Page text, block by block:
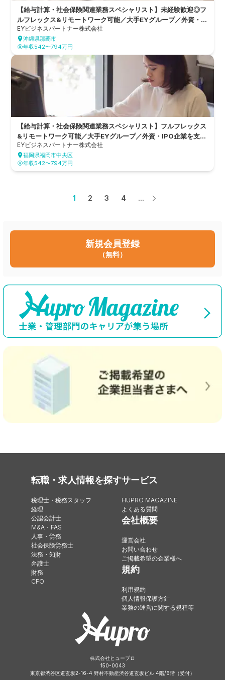
【給与計算・社会保険関連業務スペシャリスト】未経験歓迎◎フ
ルフレックス&リモートワーク可能／大手EYグループ／外資・
IPO企業を支えるバックオフィスDX企業
EYビジネスパートナー株式会社
沖縄県那覇市
年収542〜794万円
【給与計算・社会保険関連業務スペシャリスト】フルフレックス
&リモートワーク可能／大手EYグループ／外資・IPO企業を支え
るバックオフィスDX企業
EYビジネスパートナー株式会社
福岡県福岡市中央区
年収542〜794万円
1 2 3 4 ...
新規会員登録
（無料）
転職・求人情報を探す
税理士・税務スタッフ
経理
公認会計士
M&A・FAS
人事・労務
社会保険労務士
法務・知財
弁護士
財務
CFO
サービス
HUPRO MAGAZINE
よくある質問
会社概要
運営会社
お問い合わせ
ご掲載希望の企業様へ
規約
利用規約
個人情報保護方針
業務の運営に関する規程等
株式会社ヒュープロ
150-0043
東京都渋谷区道玄坂2-16-4 野村不動産渋谷道玄坂ビル 4階/6階（受付）